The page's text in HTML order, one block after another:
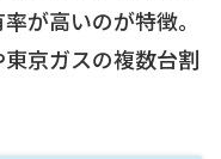
が高いのが特徴。
京ガスの複数台割